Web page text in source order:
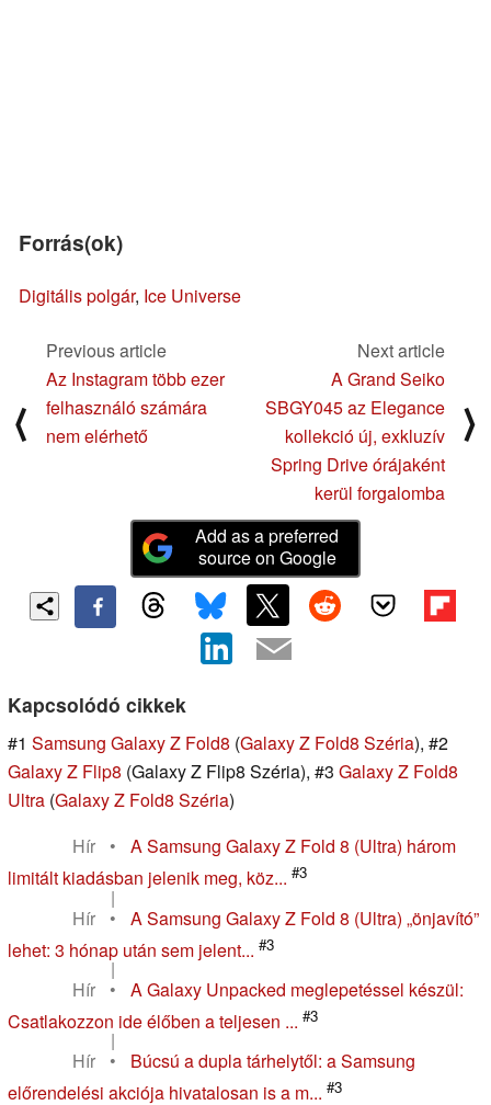
Forrás(ok)
Digitális polgár, Ice Universe
⟨
Previous article
Az Instagram több ezer
felhasználó számára
nem elérhető
Next article
A Grand Seiko
SBGY045 az Elegance
kollekció új, exkluzív
Spring Drive órájaként
kerül forgalomba
⟩
Add as a preferred
source on Google
Kapcsolódó cikkek
#1 Samsung Galaxy Z Fold8 (Galaxy Z Fold8 Széria), #2
Galaxy Z Flip8 (Galaxy Z Flip8 Széria), #3 Galaxy Z Fold8
Ultra (Galaxy Z Fold8 Széria)
Hír
•
A Samsung Galaxy Z Fold 8 (Ultra) három
limitált kiadásban jelenik meg, köz... #3
|
Hír
•
A Samsung Galaxy Z Fold 8 (Ultra) „önjavító”
lehet: 3 hónap után sem jelent... #3
|
Hír
•
A Galaxy Unpacked meglepetéssel készül:
Csatlakozzon ide élőben a teljesen ... #3
|
Hír
•
Búcsú a dupla tárhelytől: a Samsung
előrendelési akciója hivatalosan is a m... #3